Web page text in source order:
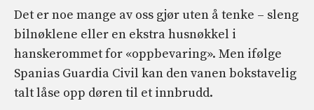
Det er noe mange av oss gjør uten å tenke – sleng
bilnøklene eller en ekstra husnøkkel i
hanskerommet for «oppbevaring». Men ifølge
Spanias Guardia Civil kan den vanen bokstavelig
talt låse opp døren til et innbrudd.